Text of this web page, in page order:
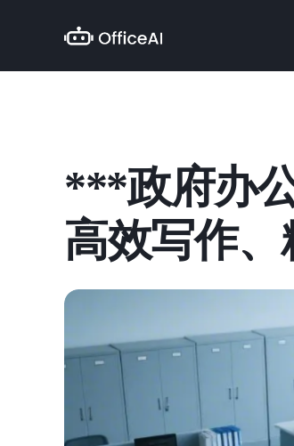
***政府办
高效写作